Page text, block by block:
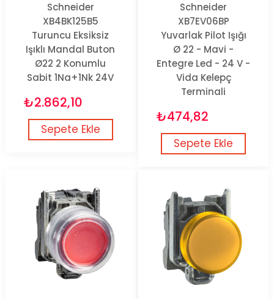
Schneider
XB4BK125B5
Turuncu Eksiksiz
Işıklı Mandal Buton
Ø22 2 Konumlu
Sabit 1Na+1Nk 24V
₺2.862,10
Sepete Ekle
Schneider
XB7EV06BP
Yuvarlak Pilot Işığı
Ø 22 - Mavi -
Entegre Led - 24 V -
Vida Kelepç
Terminali
₺474,82
Sepete Ekle